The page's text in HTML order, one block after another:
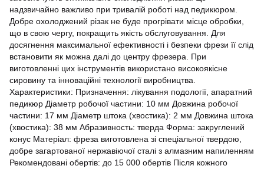
надзвичайно важливо при тривалій роботі над педикюром.
Добре охолоджений різак не буде прогрівати місце обробки,
що в свою чергу, покращить якість обслуговування. Для
досягнення максимальної ефективності і безпеки фрези її слід
встановити як можна далі до центру фрезера. При
виготовленні цих інструментів використано високоякісне
сировину та інноваційні технології виробництва.
Характеристики: Призначення: лікування подології, апаратний
педикюр Діаметр робочої частини: 10 мм Довжина робочої
частини: 17 мм Діаметр штока (хвостика): 2 мм Довжина штока
(хвостика): 38 мм Абразивность: тверда Форма: закруглений
конус Матеріал: фреза виготовлена зі спеціальної твердою,
добре загартованої нержавіючої сталі з алмазним напиленням
Рекомендовані обертів: до 15 000 обертів Після кожного